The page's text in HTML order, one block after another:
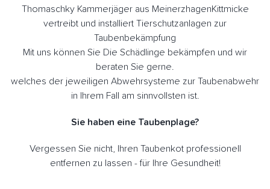
Thomaschky Kammerjäger aus MeinerzhagenKittmicke
vertreibt und installiert Tierschutzanlagen zur
Taubenbekämpfung
Mit uns können Sie Die Schädlinge bekämpfen und wir
beraten Sie gerne.
welches der jeweiligen Abwehrsysteme zur Taubenabwehr
in Ihrem Fall am sinnvollsten ist.
Sie haben eine Taubenplage?
Vergessen Sie nicht, Ihren Taubenkot professionell
entfernen zu lassen - für Ihre Gesundheit!